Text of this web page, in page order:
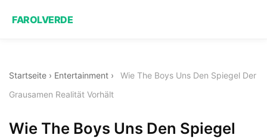
FAROLVERDE
Startseite › Entertainment ›
Wie The Boys Uns Den Spiegel Der
Grausamen Realität Vorhält
Wie The Boys Uns Den Spiegel